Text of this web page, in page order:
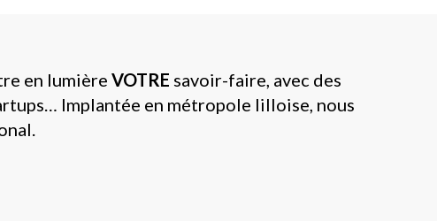
en lumière VOTRE savoir-faire, avec des
Implantée en métropole lilloise, nous